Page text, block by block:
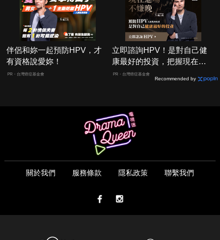
伴侶和妳一起預防HPV，才
有資格說愛妳！
PR・台灣癌症基金會
立即諮詢HPV！是對自己健
康最好的投資，把握現在不
嫌晚！
PR・台灣癌症基金會
Recommended by
關於我們 服務條款 隱私政策 聯繫我們